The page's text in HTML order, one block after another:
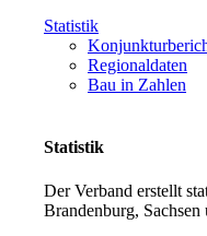
Statistik
Regionaldaten
Bau in Zahlen
Statistik
Der Verband erstellt
Brandenburg,